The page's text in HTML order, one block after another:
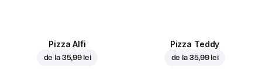
Pizza Alfi
de la 35,99 lei
Pizza Teddy
de la 35,99 lei